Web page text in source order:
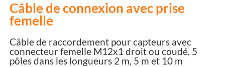
Câble de connexion avec prise
femelle
Câble de raccordement pour capteurs avec
connecteur femelle M12x1 droit ou coudé, 5
pôles dans les longueurs 2 m, 5 m et 10 m